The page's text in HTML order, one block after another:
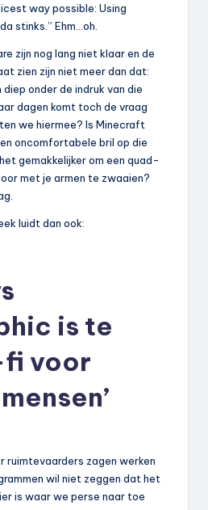
way possible: Using
stinks.” Ehm…oh.
zijn nog lang niet klaar en de
zien zijn niet meer dan dat:
diep onder de indruk van die
dagen komt toch de vraag
we hiermee? Is Minecraft
oncomfortabele bril op die
gemakkelijker om een quad-
met je armen te zwaaien?
luidt dan ook:
is te
voor
zagen werken
wil niet zeggen dat het
is waar we perse naar toe